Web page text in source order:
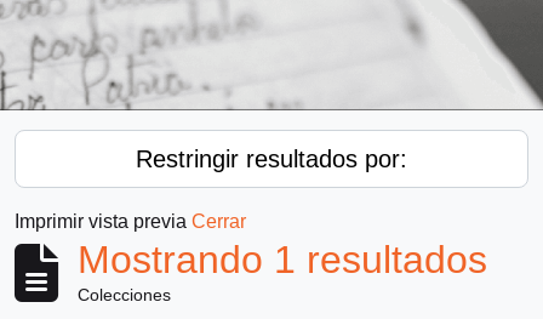
Restringir resultados por:
Imprimir vista previa Cerrar
Mostrando 1 resultados
Colecciones